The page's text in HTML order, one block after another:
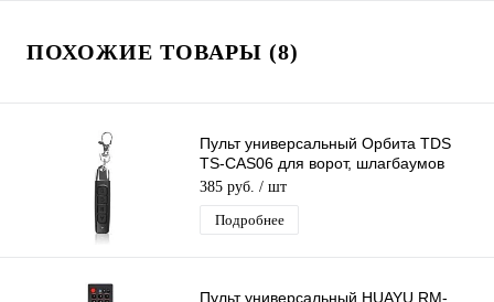
ПОХОЖИЕ ТОВАРЫ (8)
Пульт универсальный Орбита TDS
TS-CAS06 для ворот, шлагбаумов
(433 МГц, 27А) программируемый
385 руб. / шт
Подробнее
Пульт универсальный HUAYU RM-